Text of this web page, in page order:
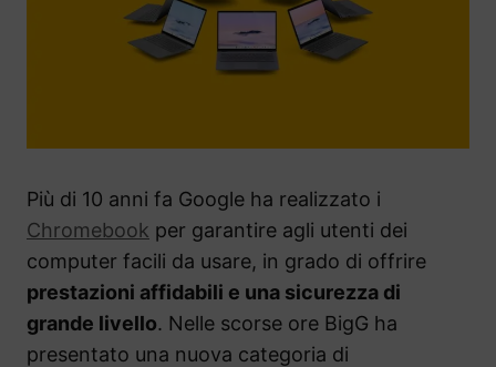
Più di 10 anni fa Google ha realizzato i
Chromebook per garantire agli utenti dei
computer facili da usare, in grado di offrire
prestazioni affidabili e una sicurezza di
grande livello. Nelle scorse ore BigG ha
presentato una nuova categoria di